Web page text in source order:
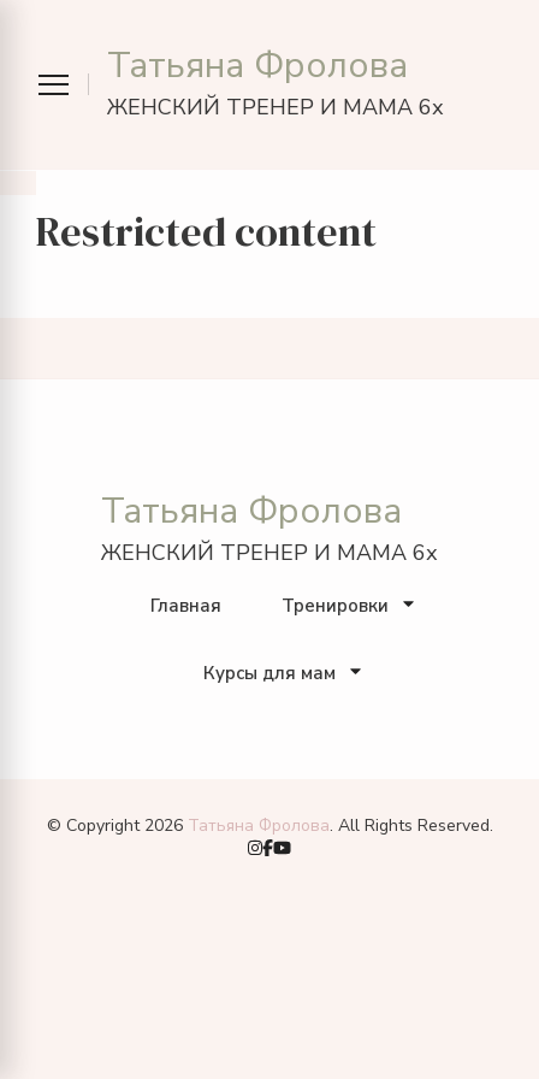
Татьяна Фролова
ЖЕНСКИЙ ТРЕНЕР И МАМА 6х
Restricted content
Татьяна Фролова
ЖЕНСКИЙ ТРЕНЕР И МАМА 6х
Главная Тренировки
Курсы для мам
© Copyright 2026 Татьяна Фролова. All Rights Reserved.